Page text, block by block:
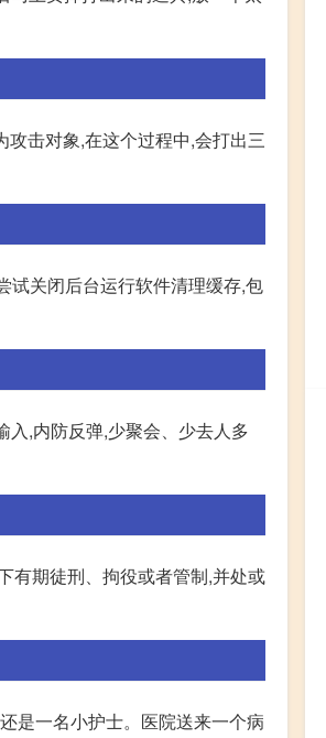
击对象,在这个过程中,会打出三
试关闭后台运行软件清理缓存,包
入,内防反弹,少聚会、少去人多
有期徒刑、拘役或者管制,并处或
是一名小护士。医院送来一个病